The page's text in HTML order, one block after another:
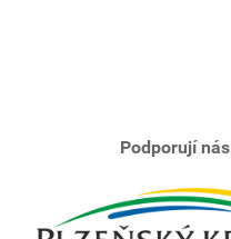
Podporují nás